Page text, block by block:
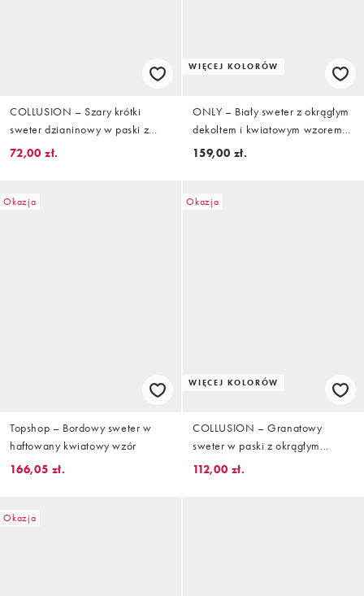
COLLUSION – Szary krótki
sweter dzianinowy w paski z
krótkimi rękawkami
72,00 zł.
WIĘCEJ KOLORÓW
ONLY – Biały sweter z okrągłym
dekoltem i kwiatowym wzorem
na rękawach
159,00 zł.
Okazja
Topshop – Bordowy sweter w
haftowany kwiatowy wzór
166,05 zł.
Okazja
WIĘCEJ KOLORÓW
COLLUSION – Granatowy
sweter w paski z okrągłym
dekoltem
112,00 zł.
Okazja